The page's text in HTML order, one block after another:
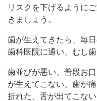
リスクを下げるように
きましょう。
歯が生えてきたら、毎
歯科医院に通い、むし
歯並びが悪い、普段お
が生えてこない、歯が
折れた、舌が出てこな